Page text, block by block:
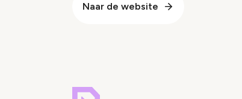
Naar de website